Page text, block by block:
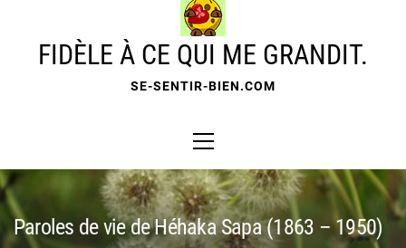
FIDÈLE À CE QUI ME GRANDIT.
SE-SENTIR-BIEN.COM
Menu
Paroles de vie de Héhaka Sapa (1863 – 1950)